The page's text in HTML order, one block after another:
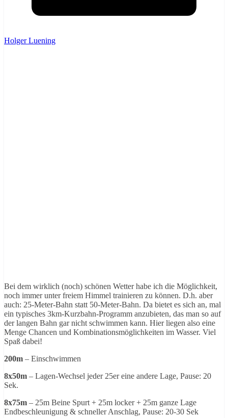
Holger Luening
Bei dem wirklich (noch) schönen Wetter habe ich die Möglichkeit,
noch immer unter freiem Himmel trainieren zu können. D.h. aber
auch: 25-Meter-Bahn statt 50-Meter-Bahn. Da bietet es sich an, mal
ein typisches 3km-Kurzbahn-Programm anzubieten, das man so auf
der langen Bahn gar nicht schwimmen kann. Hier liegen also eine
Menge Chancen und Kombinationsmöglichkeiten im Wasser. Viel
Spaß dabei!
200m – Einschwimmen
8x50m – Lagen-Wechsel jeder 25er eine andere Lage, Pause: 20
Sek.
8x75m – 25m Beine Spurt + 25m locker + 25m ganze Lage
Endbeschleunigung & schneller Anschlag, Pause: 20-30 Sek